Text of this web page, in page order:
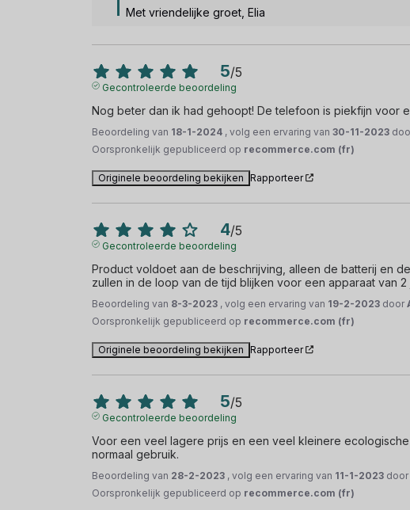
Met vriendelijke groet, Elia
5/5
Gecontroleerde beoordeling
Nog beter dan ik had gehoopt! De telefoon is piekfijn voor
Beoordeling van 18-1-2024 , volg een ervaring van30-11-2023
Oorspronkelijk gepubliceerd op recommerce.com (fr)
Originele beoordeling bekijken Rapporteer
4/5
Gecontroleerde beoordeling
Product voldoet aan de beschrijving, alleen de batterij en
zullen in de loop van de tijd blijken voor een apparaat van 2
Beoordeling van 8-3-2023 , volg een ervaring van 19-2-2023 door
Oorspronkelijk gepubliceerd op recommerce.com (fr)
Originele beoordeling bekijken Rapporteer
5/5
Gecontroleerde beoordeling
Voor een veel lagere prijs en een veel kleinere
normaal gebruik.
Beoordeling van 28-2-2023 , volg een ervaring van 11-1-2023
Oorspronkelijk gepubliceerd op recommerce.com (fr)